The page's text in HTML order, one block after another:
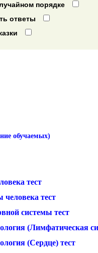
порядке
ответы
обучаемых)
тест
тест
системы тест
(Лимфатическая
(Сердце) тест